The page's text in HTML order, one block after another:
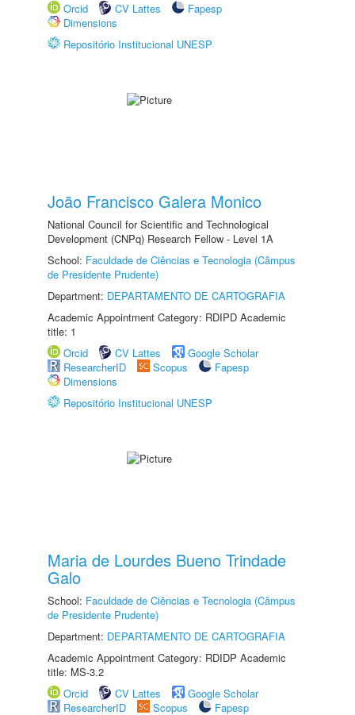
Orcid
CV Lattes
Fapesp
Dimensions
Repositório Institucional UNESP
João Francisco Galera Monico
National Council for Scientific and Technological
Development (CNPq) Research Fellow - Level 1A
School: Faculdade de Ciências e Tecnologia (Câmpus
de Presidente Prudente)
Department: DEPARTAMENTO DE CARTOGRAFIA
Academic Appointment Category: RDIPD Academic
title: 1
Orcid
CV Lattes
Google Scholar
ResearcherID
Scopus
Fapesp
Dimensions
Repositório Institucional UNESP
Maria de Lourdes Bueno Trindade
Galo
School: Faculdade de Ciências e Tecnologia (Câmpus
de Presidente Prudente)
Department: DEPARTAMENTO DE CARTOGRAFIA
Academic Appointment Category: RDIDP Academic
title: MS-3.2
Orcid
CV Lattes
Google Scholar
ResearcherID
Scopus
Fapesp